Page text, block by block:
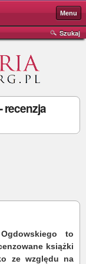
Menu
Szukaj
recenzja
to
książki
ze względu na